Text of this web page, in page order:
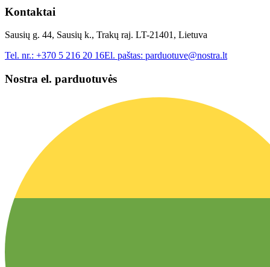
Kontaktai
Sausių g. 44, Sausių k., Trakų raj. LT-21401, Lietuva
Tel. nr.: +370 5 216 20 16El. paštas: parduotuve@nostra.lt
Nostra el. parduotuvės